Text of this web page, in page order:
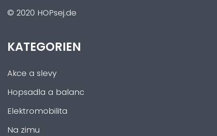
© 2020 HOPsej.de
KATEGORIEN
Akce a slevy
Hopsadla a balanc
Elektromobilita
Na zimu